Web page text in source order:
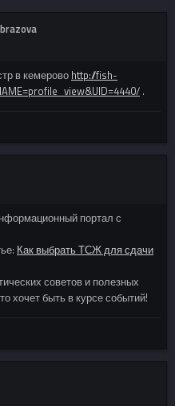
в кемерово http://fish-
.
портал с
Как выбрать ТСЖ для сдачи
советов и полезных
хочет быть в курсе событий!